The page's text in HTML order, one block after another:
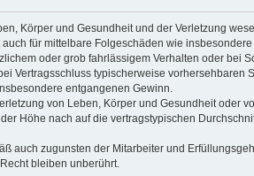
Körper und Gesundheit und der Verletzung
für mittelbare Folgeschäden wie
oder grob fahrlässigem Verhalten oder bei
Vertragsschluss typischerweise
entgangenen Gewinn.
von Leben, Körper und Gesundheit oder
Höhe nach auf die vertragstypischen
auch zugunsten der Mitarbeiter und
bleiben unberührt.